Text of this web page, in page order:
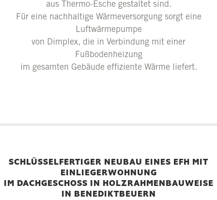
aus Thermo-Esche gestaltet sind.
Für eine nachhaltige Wärmeversorgung sorgt eine
Luftwärmepumpe
von Dimplex, die in Verbindung mit einer
Fußbodenheizung
im gesamten Gebäude effiziente Wärme liefert.
SCHLÜSSELFERTIGER NEUBAU EINES EFH MIT
EINLIEGERWOHNUNG
IM DACHGESCHOSS IN HOLZRAHMENBAUWEISE
IN BENEDIKTBEUERN